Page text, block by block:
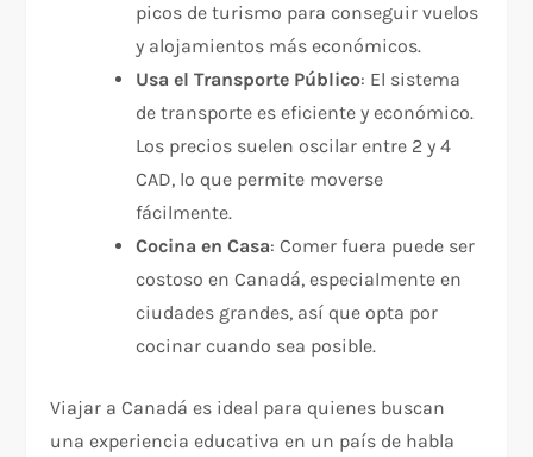
picos de turismo para conseguir vuelos
y alojamientos más económicos.
Usa el Transporte Público: El sistema
de transporte es eficiente y económico.
Los precios suelen oscilar entre 2 y 4
CAD, lo que permite moverse
fácilmente.
Cocina en Casa: Comer fuera puede ser
costoso en Canadá, especialmente en
ciudades grandes, así que opta por
cocinar cuando sea posible.
Viajar a Canadá es ideal para quienes buscan
una experiencia educativa en un país de habla